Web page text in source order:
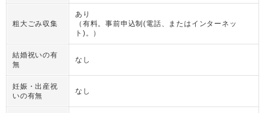
粗大ごみ収集
あり
（ 有料。事前申込制(電話、またはインターネッ
ト)。
）
結婚祝いの有
無
なし
妊娠・出産祝
いの有無
なし